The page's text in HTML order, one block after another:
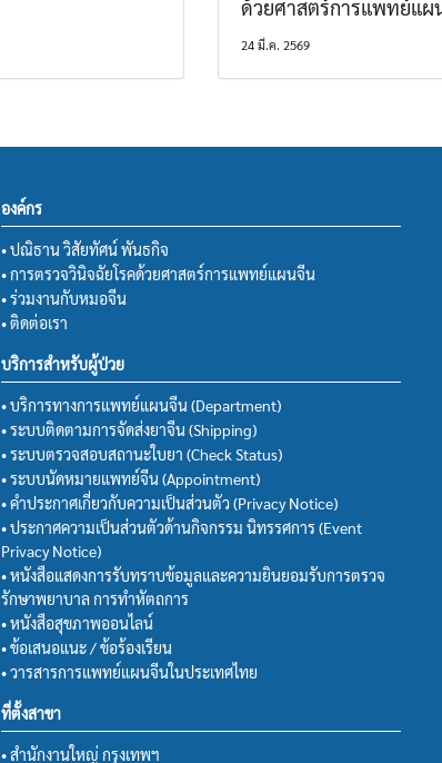
ด้วยศาสตร์การแพทย์แผ
24 มี.ค. 2569
องค์กร
• ปณิธาน วิสัยทัศน์ พันธกิจ
• การตรวจวินิจฉัยโรคด้วยศาสตร์การแพทย์แผนจีน
• ร่วมงานกับหมอจีน
• ติดต่อเรา
บริการสำหรับผู้ป่วย
• บริการทางการแพทย์แผนจีน (Department)
• ระบบติดตามการจัดส่งยาจีน (Shipping)
• ระบบตรวจสอบสถานะใบยา (Check Status)
• ระบบนัดหมายแพทย์จีน (Appointment)
• คำประกาศเกี่ยวกับความเป็นส่วนตัว (Privacy Notice)
• ประกาศความเป็นส่วนตัวด้านกิจกรรม นิทรรศการ (Event
Privacy Notice)
• หนังสือแสดงการรับทราบข้อมูลและความยินยอมรับการตรวจ
รักษาพยาบาล การทำหัตถการ
• หนังสือสุขภาพออนไลน์
• ข้อเสนอแนะ / ข้อร้องเรียน
• วารสารการแพทย์แผนจีนในประเทศไทย
ที่ตั้งสาขา
• สำนักงานใหญ่ กรุงเทพฯ